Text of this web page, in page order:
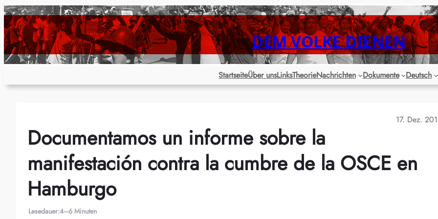
Zum
Inhalt
springen
DEM VOLKE DIENEN
StartseiteÜber unsLinksTheorieNachrichten Dokumente Deutsch
17. Dez.
Documentamos un informe sobre la
manifestación contra la cumbre de la OSCE en
Hamburgo
Lesedauer:4–6 Minuten